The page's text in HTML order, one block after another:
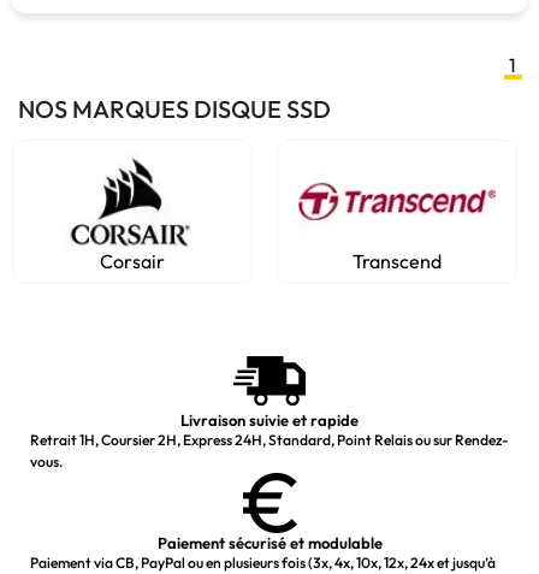
1
NOS MARQUES DISQUE SSD
Corsair Transcend
Livraison suivie et rapide
Retrait 1H, Coursier 2H, Express 24H, Standard, Point Relais ou sur Rendez-
vous.
Paiement sécurisé et modulable
Paiement via CB, PayPal ou en plusieurs fois (3x, 4x, 10x, 12x, 24x et jusqu’à